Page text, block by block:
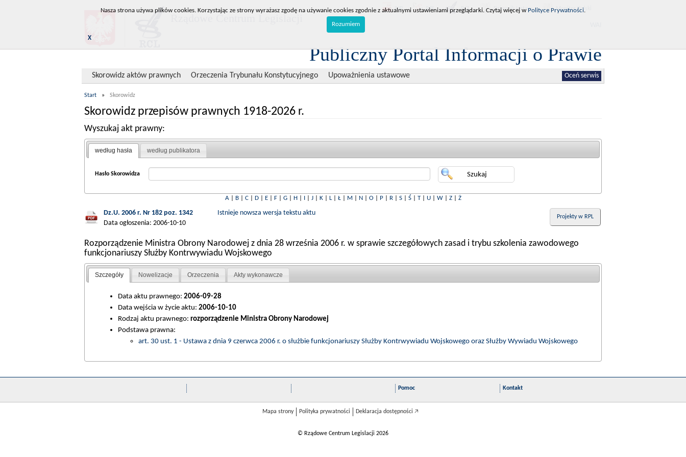
BIP RPL RCL Dziennik Ustaw Monitor Polski
Publiczny Portal Informacji o Prawie
Skorowidz aktów prawnych Orzeczenia Trybunału Konstytucyjnego Upoważnienia ustawowe Oceń serwis
Start » Skorowidz
Skorowidz przepisów prawnych 1918-2026 r.
Wyszukaj akt prawny:
według hasła według publikatora
Hasło Skorowidza
A| B| C| D| E| F| G| H| I| J| K| L| Ł| M N| O| P| R| S| Ś| T| U| W| Z| Ż
Dz.U. 2006 r. Nr 182 poz. 1342
Data ogłoszenia: 2006-10-10
Istnieje nowsza wersja tekstu aktu Projekty w RPL
Rozporządzenie Ministra Obrony Narodowej z dnia 28 września 2006 r. w sprawie szczegółowych zasad i trybu szkolenia zawodowego
funkcjonariuszy Służby Kontrwywiadu Wojskowego
Szczegóły Nowelizacje Orzeczenia Akty wykonawcze
Data aktu prawnego: 2006-09-28
Data wejścia w życie aktu: 2006-10-10
Rodzaj aktu prawnego: rozporządzenie Ministra Obrony Narodowej
Podstawa prawna:
art. 30 ust. 1 - Ustawa z dnia 9 czerwca 2006 r. o służbie funkcjonariuszy Służby Kontrwywiadu Wojskowego oraz Służby Wywiadu Wojskowego
Pomoc Kontakt
Mapa strony Polityka prywatności Deklaracja dostępności 🡥
© Rządowe Centrum Legislacji 2026
Nasza strona używa plików cookies. Korzystając ze strony wyrażasz zgodę na używanie cookies zgodnie z aktualnymi ustawieniami przeglądarki. Czytaj więcej w Polityce Prywatności.
Rozumiem
X